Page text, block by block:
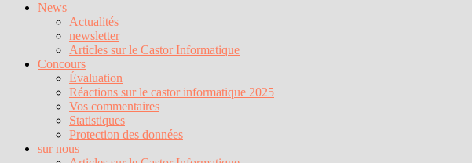
News
Actualités
newsletter
Articles sur le Castor Informatique
Concours
Évaluation
Réactions sur le castor informatique 2025
Vos commentaires
Statistiques
Protection des données
sur nous